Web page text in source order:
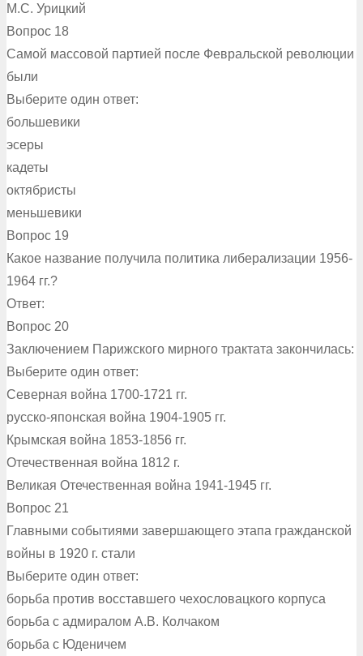
М.С. Урицкий
Вопрос 18
Самой массовой партией после Февральской революции
были
Выберите один ответ:
большевики
эсеры
кадеты
октябристы
меньшевики
Вопрос 19
Какое название получила политика либерализации 1956-
1964 гг.?
Ответ:
Вопрос 20
Заключением Парижского мирного трактата закончилась:
Выберите один ответ:
Северная война 1700-1721 гг.
русско-японская война 1904-1905 гг.
Крымская война 1853-1856 гг.
Отечественная война 1812 г.
Великая Отечественная война 1941-1945 гг.
Вопрос 21
Главными событиями завершающего этапа гражданской
войны в 1920 г. стали
Выберите один ответ:
борьба против восставшего чехословацкого корпуса
борьба с адмиралом А.В. Колчаком
борьба с Юденичем